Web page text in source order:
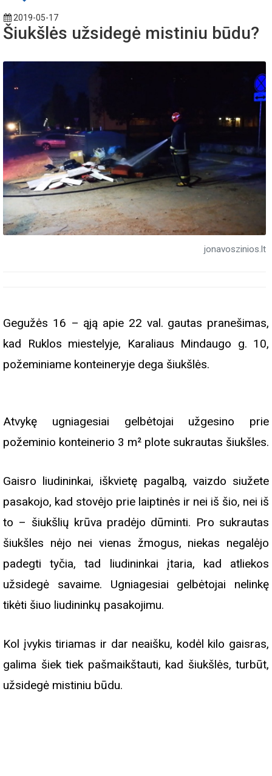
2019-05-17
Šiukšlės užsidegė mistiniu būdu?
jonavoszinios.lt
Gegužės 16 – ąją apie 22 val. gautas pranešimas,
kad Ruklos miestelyje, Karaliaus Mindaugo g. 10,
požeminiame konteineryje dega šiukšlės.
Atvykę ugniagesiai gelbėtojai užgesino prie
požeminio konteinerio 3 m² plote sukrautas šiukšles.
Gaisro liudininkai, iškvietę pagalbą, vaizdo siužete
pasakojo, kad stovėjo prie laiptinės ir nei iš šio, nei iš
to – šiukšlių krūva pradėjo dūminti. Pro sukrautas
šiukšles nėjo nei vienas žmogus, niekas negalėjo
padegti tyčia, tad liudininkai įtaria, kad atliekos
užsidegė savaime. Ugniagesiai gelbėtojai nelinkę
tikėti šiuo liudininkų pasakojimu.
Kol įvykis tiriamas ir dar neaišku, kodėl kilo gaisras,
galima šiek tiek pašmaikštauti, kad šiukšlės, turbūt,
užsidegė mistiniu būdu.